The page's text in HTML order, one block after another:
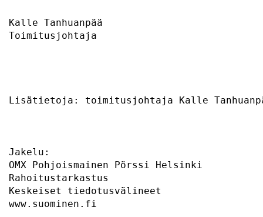
Kalle
Lisätietoja: toimitusjohtaja Kalle
OMX
Keskeiset